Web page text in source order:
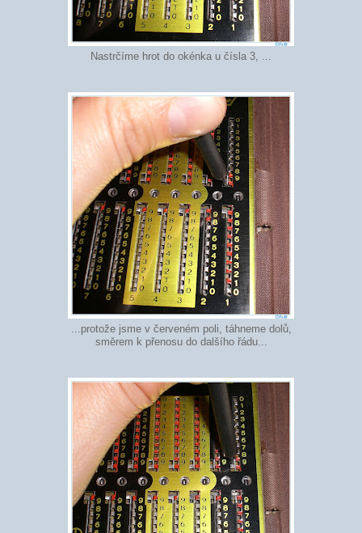
Nastrčíme hrot do okénka u čísla 3, ...
...protože jsme v červeném poli, táhneme dolů,
směrem k přenosu do dalšího řádu...